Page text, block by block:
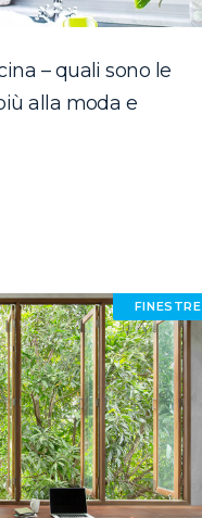
– quali sono le
alla moda e
FINESTRE